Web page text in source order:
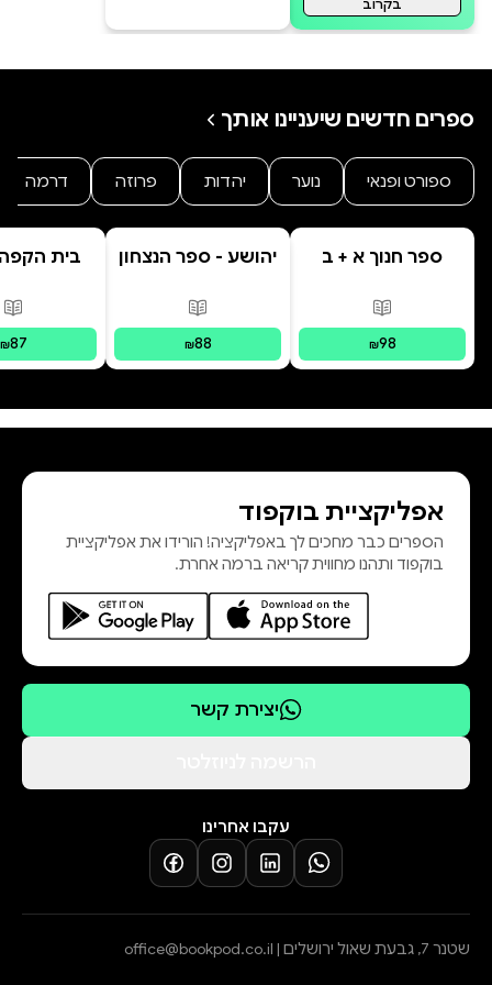
בקרוב
ספרים חדשים שיעניינו אותך
ספורט ופנאי נוער יהדות פרוזה דרמה
ספר חנוך א + ב
פורמטים זמינים מודפס
₪98
יהושע - ספר הנצחון
פורמטים זמינים מודפס
₪88
בית
₪87
אפליקציית בוקפוד
הספרים כבר מחכים לך באפליקציה! הורידו את אפליקציית
בוקפוד ותהנו מחווית קריאה ברמה אחרת.
יצירת קשר
עקבו אחרינו
שטנר 7, גבעת שאול ירושלים | office@bookpod.co.il